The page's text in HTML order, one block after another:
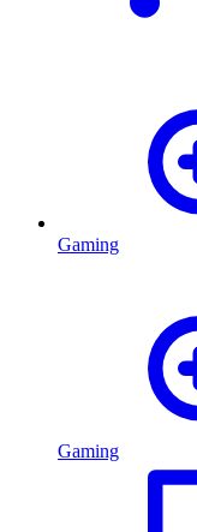
Gaming
Gaming